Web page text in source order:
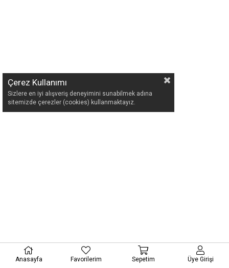
Çerez Kullanımı
Sizlere en iyi alışveriş deneyimini sunabilmek adına
sitemizde çerezler (cookies) kullanmaktayız.
Anasayfa Favorilerim Sepetim Üye Girişi